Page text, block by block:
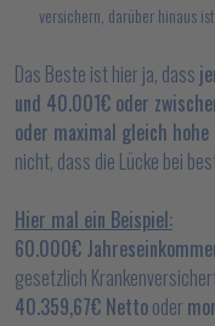
versichern, darüber hinaus
Das Beste ist hier ja, dass
und 40.001€ oder
oder maximal gleich hohe
nicht, dass die Lücke bei
Hier mal ein Beispiel:
60.000€
gesetzlich
40.359,67€ Nettooder